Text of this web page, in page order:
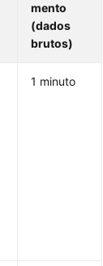
mento
(dados
brutos)
1 minuto